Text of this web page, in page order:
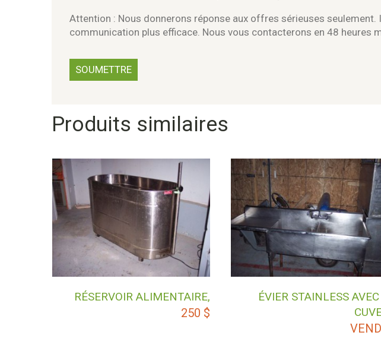
Attention : Nous donnerons réponse aux offres sérieuses
communication plus efficace. Nous vous contacterons en 48 heures
Produits similaires
RÉSERVOIR ALIMENTAIRE,
250 $
ÉVIER STAINLESS